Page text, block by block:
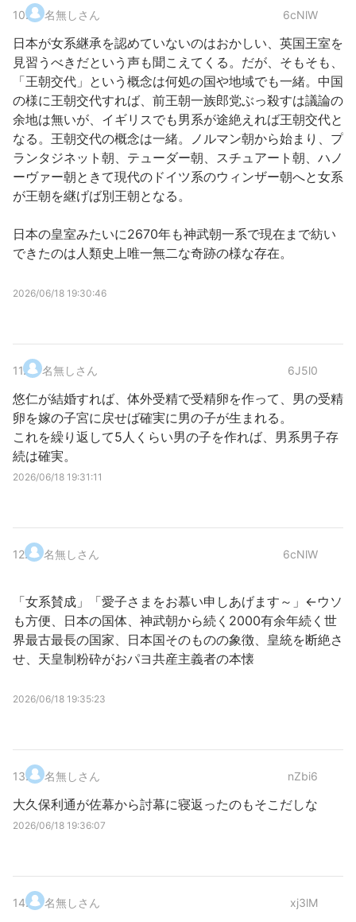
10. 名無しさん 6cNlW
日本が女系継承を認めていないのはおかしい、英国王室を
見習うべきだという声も聞こえてくる。だが、そもそも、
「王朝交代」という概念は何処の国や地域でも一緒。中国
の様に王朝交代すれば、前王朝一族郎党ぶっ殺すは議論の
余地は無いが、イギリスでも男系が途絶えれば王朝交代と
なる。王朝交代の概念は一緒。ノルマン朝から始まり、プ
ランタジネット朝、テューダー朝、スチュアート朝、ハノ
ーヴァー朝ときて現代のドイツ系のウィンザー朝へと女系
が王朝を継げば別王朝となる。
日本の皇室みたいに2670年も神武朝一系で現在まで紡い
できたのは人類史上唯一無二な奇跡の様な存在。
2026/06/18 19:30:46
11. 名無しさん 6J5l0
悠仁が結婚すれば、体外受精で受精卵を作って、男の受精
卵を嫁の子宮に戻せば確実に男の子が生まれる。
これを繰り返して5人くらい男の子を作れば、男系男子存
続は確実。
2026/06/18 19:31:11
12. 名無しさん 6cNlW
「女系賛成」「愛子さまをお慕い申しあげます～」←ウソ
も方便、日本の国体、神武朝から続く2000有余年続く世
界最古最長の国家、日本国そのものの象徴、皇統を断絶さ
せ、天皇制粉砕がおパヨ共産主義者の本懐
2026/06/18 19:35:23
13. 名無しさん nZbi6
大久保利通が佐幕から討幕に寝返ったのもそこだしな
2026/06/18 19:36:07
14. 名無しさん xj3lM